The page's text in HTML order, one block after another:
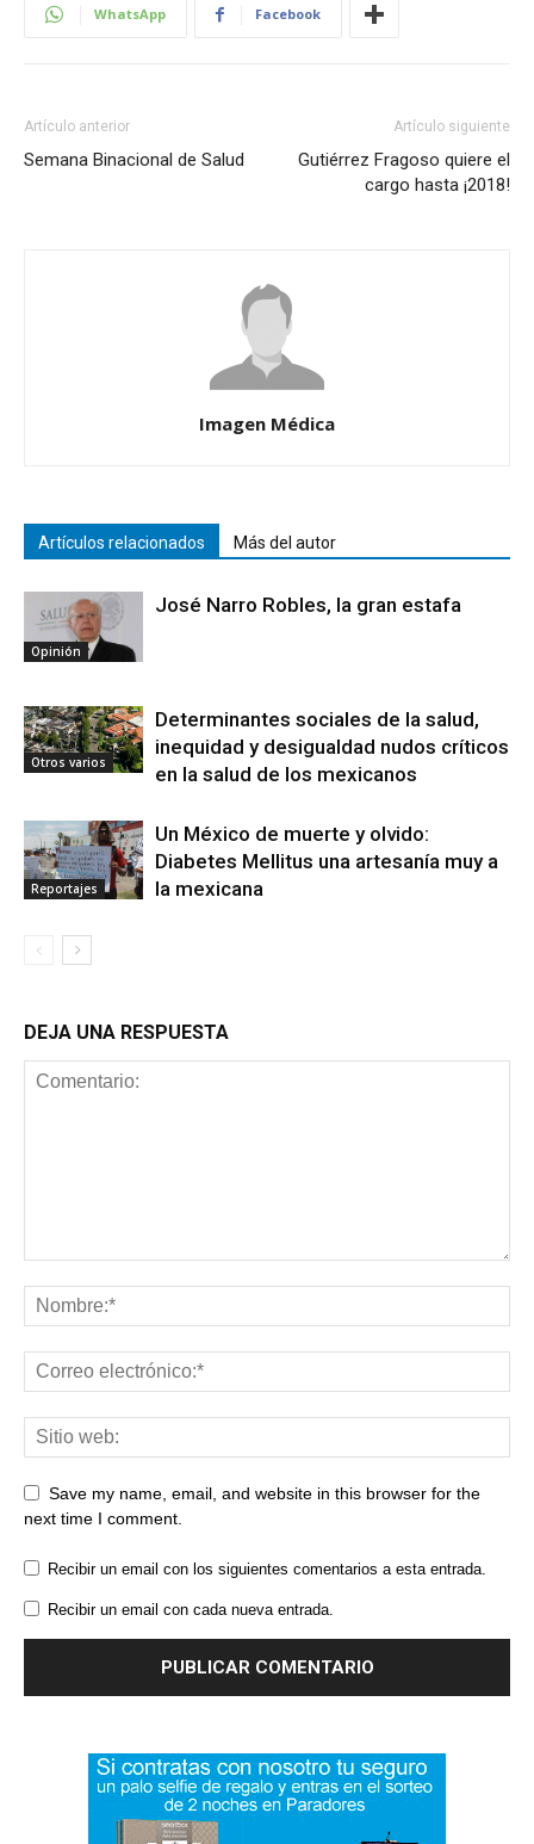
WhatsApp Facebook
Artículo anterior
Semana Binacional de Salud
Artículo siguiente
Gutiérrez Fragoso quiere el
cargo hasta ¡2018!
Imagen Médica
Artículos relacionados Más del autor
Opinión
José Narro Robles, la gran estafa
Otros varios
Determinantes sociales de la salud,
inequidad y desigualdad nudos críticos
en la salud de los mexicanos
Reportajes
Un México de muerte y olvido:
Diabetes Mellitus una artesanía muy a
la mexicana
DEJA UNA RESPUESTA
Save my name, email, and website in this browser for the
next time I comment.
Recibir un email con los siguientes comentarios a esta entrada.
Recibir un email con cada nueva entrada.